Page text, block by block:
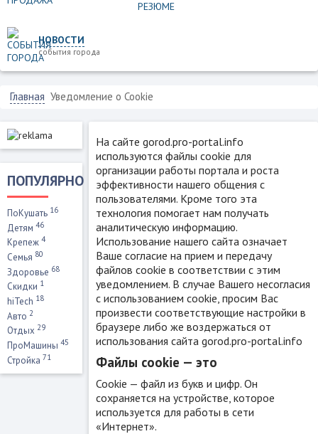
НОВОСТИ
события города
Главная Уведомление о Cookie
ПОПУЛЯРНО
ПоКушать 16
Детям 46
Крепеж 4
Семья 80
Здоровье 68
Скидки 1
hiTech 18
Авто 2
Отдых 29
ПроМашины 45
Стройка 71
На сайте gorod.pro-portal.info
используются файлы cookie для
организации работы портала и роста
эффективности нашего общения с
пользователями. Кроме того эта
технология помогает нам получать
аналитическую информацию.
Использование нашего сайта означает
Ваше согласие на прием и передачу
файлов cookie в соответствии с этим
уведомлением. В случае Вашего несогласия
с использованием cookie, просим Вас
произвести соответствующие настройки в
браузере либо же воздержаться от
использования сайтаgorod.pro-portal.info
Файлы cookie — это
Cookie — файл из букв и цифр. Он
сохраняется на устройстве, которое
используется для работы в сети
«Интернет».